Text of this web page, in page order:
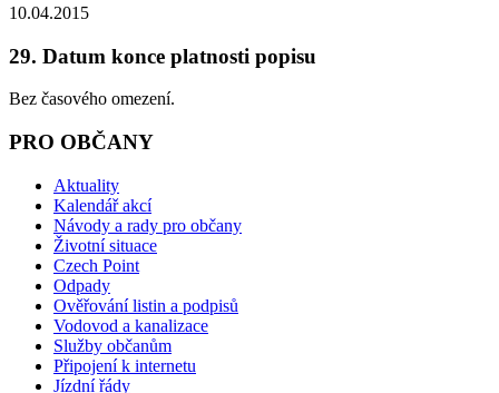
10.04.2015
29. Datum konce platnosti popisu
Bez časového omezení.
PRO OBČANY
Aktuality
Kalendář akcí
Návody a rady pro občany
Životní situace
Czech Point
Odpady
Ověřování listin a podpisů
Vodovod a kanalizace
Služby občanům
Připojení k internetu
Jízdní řády